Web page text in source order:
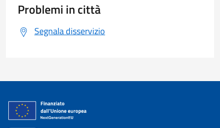
Problemi in città
Segnala disservizio